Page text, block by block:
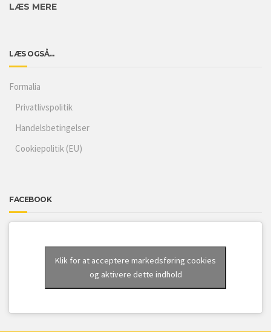
LÆS MERE
LÆS OGSÅ…
Formalia
Privatlivspolitik
Handelsbetingelser
Cookiepolitik (EU)
FACEBOOK
Klik for at acceptere markedsføring cookies
og aktivere dette indhold